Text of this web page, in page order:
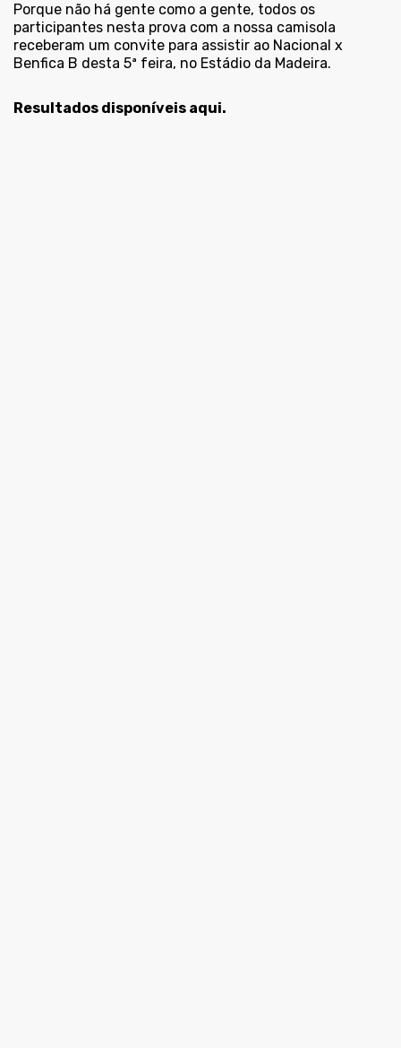
Porque não há gente como a gente, todos os
participantes nesta prova com a nossa camisola
receberam um convite para assistir ao Nacional x
Benfica B desta 5ª feira, no Estádio da Madeira.
Resultados disponíveis aqui.